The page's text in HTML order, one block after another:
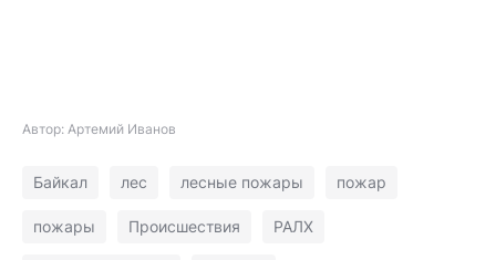
Автор: Артемий Иванов
Байкал лес лесные пожары пожар
пожары Происшествия РАЛХ